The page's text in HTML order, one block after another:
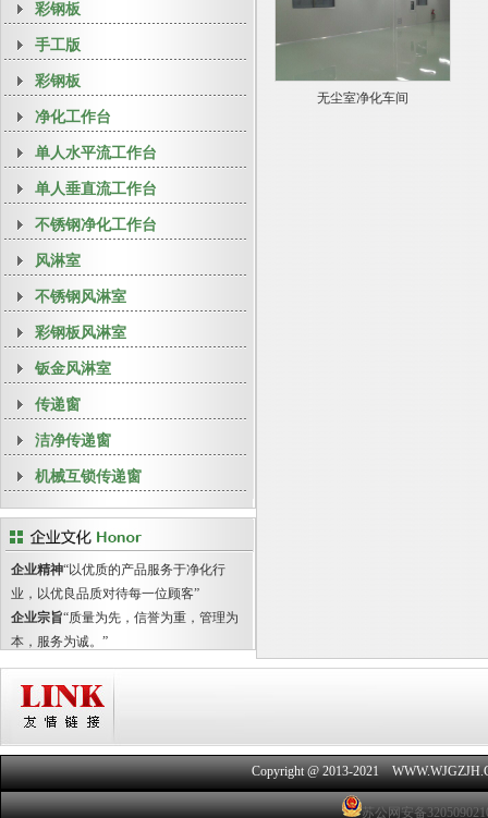
彩钢板
手工版
彩钢板
净化工作台
单人水平流工作台
单人垂直流工作台
不锈钢净化工作台
风淋室
不锈钢风淋室
彩钢板风淋室
钣金风淋室
传递窗
洁净传递窗
机械互锁传递窗
企业精神“以优质的产品服务于净化行
业，以优良品质对待每一位顾客”
企业宗旨“质量为先，信誉为重，管理为
本，服务为诚。”
无尘室净化车间
Copyright @ 2013-2021
苏公网安备